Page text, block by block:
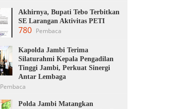
Akhirnya, Bupati Tebo Terbitkan
SE Larangan Aktivitas PETI
780 Pembaca
Kapolda Jambi Terima
Silaturahmi Kepala Pengadilan
Tinggi Jambi, Perkuat Sinergi
Antar Lembaga
Pembaca
Polda Jambi Matangkan